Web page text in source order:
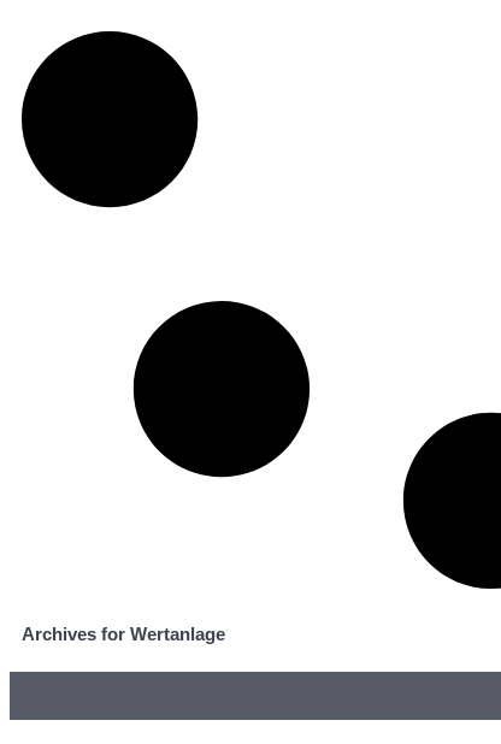
Archives for Wertanlage